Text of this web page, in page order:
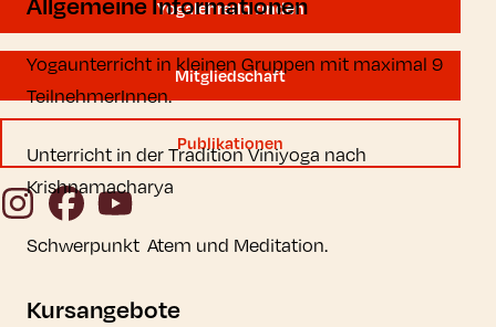
YogalehrerIn finden
Mitgliedschaft
Publikationen
InstagramFacebookYouTube
Yogaunterricht in kleinen Gruppen mit maximal 9
TeilnehmerInnen.
Unterricht in der Tradition Viniyoga nach
Krishnamacharya
Schwerpunkt Atem und Meditation.
Kursangebote